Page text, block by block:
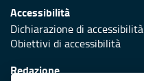
Accessibilità
Dichiarazione di accessibilità
Obiettivi di accessibilità
Redazione